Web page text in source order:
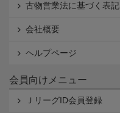
古物営業法に基づく表記
会社概要
ヘルプページ
会員向けメニュー
ＪリーグID会員登録